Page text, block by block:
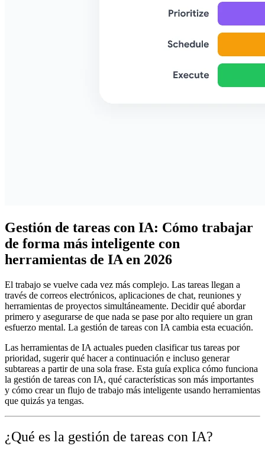
Gestión de tareas con IA: Cómo trabajar
de forma más inteligente con
herramientas de IA en 2026
El trabajo se vuelve cada vez más complejo. Las tareas llegan a
través de correos electrónicos, aplicaciones de chat, reuniones y
herramientas de proyectos simultáneamente. Decidir qué abordar
primero y asegurarse de que nada se pase por alto requiere un gran
esfuerzo mental. La gestión de tareas con IA cambia esta ecuación.
Las herramientas de IA actuales pueden clasificar tus tareas por
prioridad, sugerir qué hacer a continuación e incluso generar
subtareas a partir de una sola frase. Esta guía explica cómo funciona
la gestión de tareas con IA, qué características son más importantes
y cómo crear un flujo de trabajo más inteligente usando herramientas
que quizás ya tengas.
¿Qué es la gestión de tareas con IA?